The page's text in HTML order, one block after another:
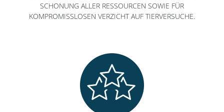
CHONUNG ALLER RESSOURCEN SOWIE FÜR K
OMPROMISSLOSEN VERZICHT AUF TIERVERSUCHE.